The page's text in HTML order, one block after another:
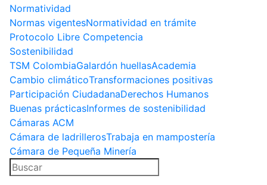
Normatividad
Normas vigentesNormatividad en trámite
Protocolo Libre Competencia
Sostenibilidad
TSM ColombiaGalardón huellasAcademia
Cambio climáticoTransformaciones positivas
Participación CiudadanaDerechos Humanos
Buenas prácticasInformes de sostenibilidad
Cámaras ACM
Cámara de ladrillerosTrabaja en mampostería
Cámara de Pequeña Minería